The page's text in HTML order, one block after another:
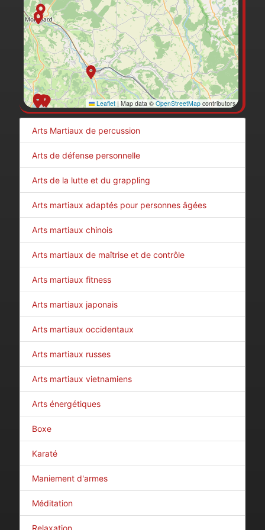
Leaflet | Map data ©OpenStreetMap contributors
Arts Martiaux de percussion
Arts de défense personnelle
Arts de la lutte et du grappling
Arts martiaux adaptés pour personnes âgées
Arts martiaux chinois
Arts martiaux de maîtrise et de contrôle
Arts martiaux fitness
Arts martiaux japonais
Arts martiaux occidentaux
Arts martiaux russes
Arts martiaux vietnamiens
Arts énergétiques
Boxe
Karaté
Maniement d'armes
Méditation
Relaxation